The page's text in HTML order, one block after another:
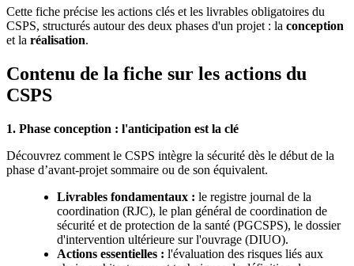
Cette fiche précise les actions clés et les livrables obligatoires du
CSPS, structurés autour des deux phases d'un projet : la conception
et la réalisation.
Contenu de la fiche sur les actions du
CSPS
1. Phase conception : l'anticipation est la clé
Découvrez comment le CSPS intègre la sécurité dès le début de la
phase d’avant-projet sommaire ou de son équivalent.
Livrables fondamentaux : le registre journal de la
coordination (RJC), le plan général de coordination de
sécurité et de protection de la santé (PGCSPS), le dossier
d'intervention ultérieure sur l'ouvrage (DIUO).
Actions essentielles : l'évaluation des risques liés aux